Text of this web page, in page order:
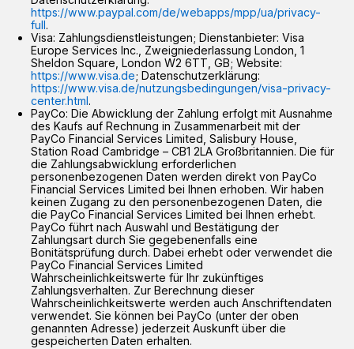
https://www.paypal.com/de/webapps/mpp/ua/privacy-
full.
Visa: Zahlungsdienstleistungen; Dienstanbieter: Visa
Europe Services Inc., Zweigniederlassung London, 1
Sheldon Square, London W2 6TT, GB; Website:
https://www.visa.de; Datenschutzerklärung:
https://www.visa.de/nutzungsbedingungen/visa-privacy-
center.html.
PayCo: Die Abwicklung der Zahlung erfolgt mit Ausnahme
des Kaufs auf Rechnung in Zusammenarbeit mit der
PayCo Financial Services Limited, Salisbury House,
Station Road Cambridge – CB1 2LA Großbritannien. Die für
die Zahlungsabwicklung erforderlichen
personenbezogenen Daten werden direkt von PayCo
Financial Services Limited bei Ihnen erhoben. Wir haben
keinen Zugang zu den personenbezogenen Daten, die
die PayCo Financial Services Limited bei Ihnen erhebt.
PayCo führt nach Auswahl und Bestätigung der
Zahlungsart durch Sie gegebenenfalls eine
Bonitätsprüfung durch. Dabei erhebt oder verwendet die
PayCo Financial Services Limited
Wahrscheinlichkeitswerte für Ihr zukünftiges
Zahlungsverhalten. Zur Berechnung dieser
Wahrscheinlichkeitswerte werden auch Anschriftendaten
verwendet. Sie können bei PayCo (unter der oben
genannten Adresse) jederzeit Auskunft über die
gespeicherten Daten erhalten.